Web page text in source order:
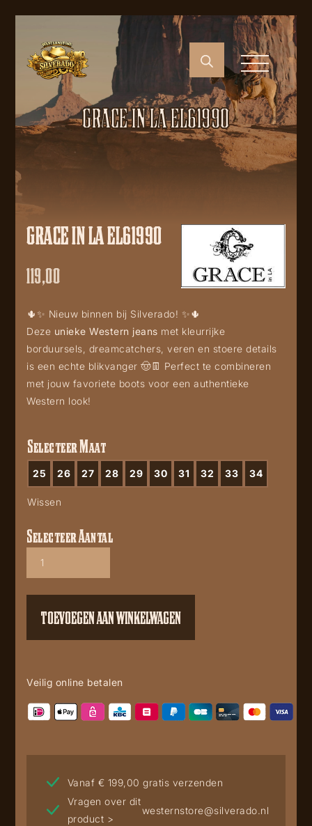
GRACE IN LA EL61990
GRACE IN LA EL61990
119,00
🌵✨ Nieuw binnen bij Silverado! ✨🌵
Deze unieke Western jeans met kleurrijke
borduursels, dreamcatchers, veren en stoere details
is een echte blikvanger 🤠👖 Perfect te combineren
met jouw favoriete boots voor een authentieke
Western look!
Selecteer Maat
25 26 27 28 29 30 31 32 33 34
Wissen
Grace
Selecteer Aantal
TOEVOEGEN AAN WINKELWAGEN
Veilig online betalen
Vanaf € 199,00 gratis verzenden
Vragen over dit
product >
westernstore@silverado.nl